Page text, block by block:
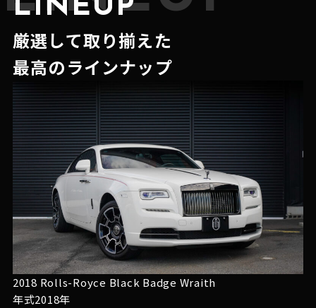
LINEUP
厳選して取り揃えた
最高のラインナップ
2018 Rolls-Royce Black Badge Wraith
年式2018年